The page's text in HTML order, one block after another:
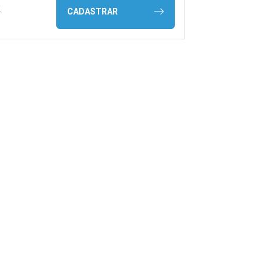
CADASTRAR